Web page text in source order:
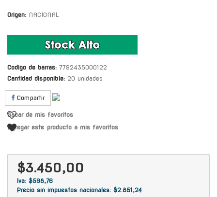
Origen: NACIONAL
Codigo de barras: 7792435000122
Cantidad disponible: 20 unidades
Compartir
Sacar de mis favoritos
Agregar este producto a mis favoritos
$3.450,00
Iva: $598,76
Precio sin impuestos nacionales: $2.851,24